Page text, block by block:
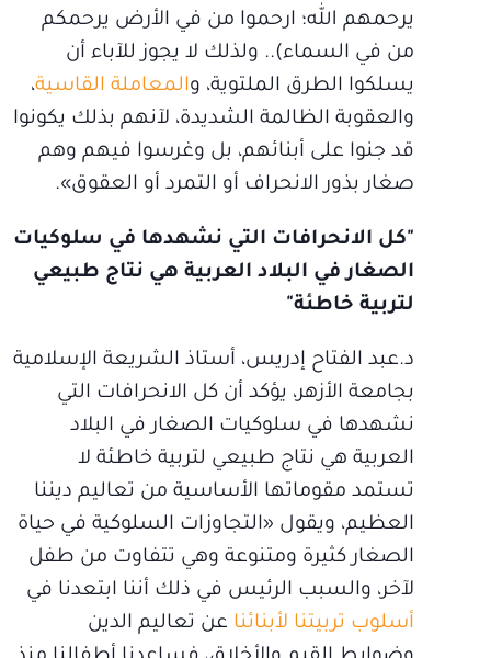
يرحمهم الله؛ ارحموا من في الأرض يرحمكم
من في السماء).. ولذلك لا يجوز للآباء أن
يسلكوا الطرق الملتوية، والمعاملة القاسية،
والعقوبة الظالمة الشديدة، لآنهم بذلك يكونوا
قد جنوا على أبنائهم، بل وغرسوا فيهم وهم
صغار بذور الانحراف أو التمرد أو العقوق».
"كل الانحرافات التي نشهدها في سلوكيات
الصغار في البلاد العربية هي نتاج طبيعي
لتربية خاطئة"
د.عبد الفتاح إدريس، أستاذ الشريعة الإسلامية
بجامعة الأزهر، يؤكد أن كل الانحرافات التي
نشهدها في سلوكيات الصغار في البلاد
العربية هي نتاج طبيعي لتربية خاطئة لا
تستمد مقوماتها الأساسية من تعاليم ديننا
العظيم، ويقول «التجاوزات السلوكية في حياة
الصغار كثيرة ومتنوعة وهي تتفاوت من طفل
لآخر، والسبب الرئيس في ذلك أننا ابتعدنا في
أسلوب تربيتنا لأبنائنا عن تعاليم الدين